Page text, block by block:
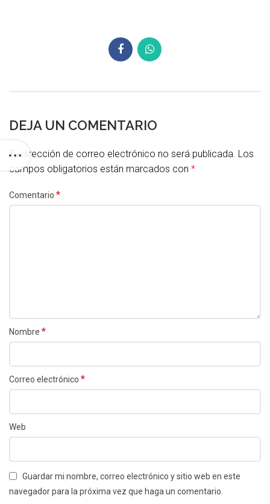
DEJA UN COMENTARIO
Tu dirección de correo electrónico no será publicada. Los
campos obligatorios están marcados con *
Comentario *
Nombre *
Correo electrónico *
Web
Guardar mi nombre, correo electrónico y sitio web en este
navegador para la próxima vez que haga un comentario.